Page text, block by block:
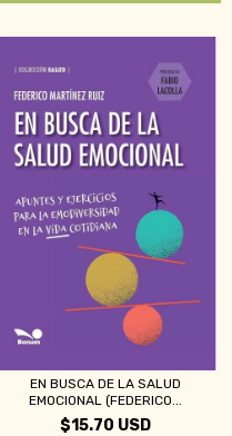
EN BUSCA DE LA SALUD
EMOCIONAL (FEDERICO...
$15.70 USD